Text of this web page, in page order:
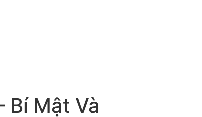
Bí Mật Và